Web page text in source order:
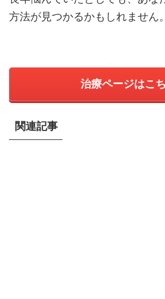
方法が見つかるかもしれません。
治療ページはこ
関連記事